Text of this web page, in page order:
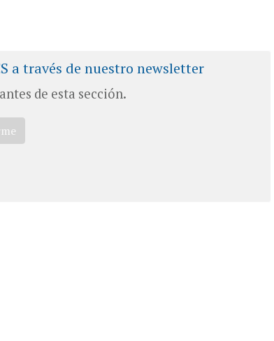
a través de nuestro newsletter
de esta sección.